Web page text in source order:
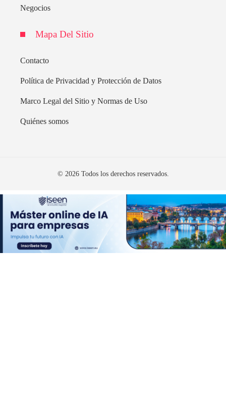
Negocios
Mapa Del Sitio
Contacto
Política de Privacidad y Protección de Datos
Marco Legal del Sitio y Normas de Uso
Quiénes somos
© 2026 Todos los derechos reservados.